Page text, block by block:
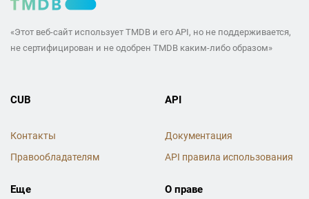
«Этот веб-сайт использует TMDB и его API, но не поддерживается,
не сертифицирован и не одобрен TMDB каким-либо образом»
CUB
Контакты
Правообладателям
API
Документация
API правила использования
Еще О праве